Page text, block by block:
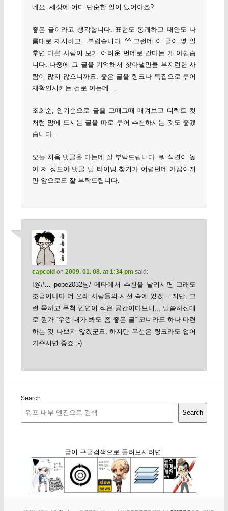
네요. 세상에 어디 단순한 일이 있어야죠?
좋은 글이라고 생각합니다. 표현도 통쾌하고 대안도 나
름대로 제시하고…부럽습니다. ^^ 그런데 이 글이 몇 일
후면 다른 사람이 보기 어려운 먼데로 간다는 게 아쉽습
니다. 나중에 그 글을 기억해서 찾아낼만큼 부지런한 사
람이 많지 않으니까요. 좋은 글을 링크나 특집으로 묶어
재확인시키는 걸로 아는데….
조회순, 인기순으로 글을 그때그때 매겨보고 디렉트 컷
처럼 맘에 드시는 글을 따로 묶어 추천하시는 것도 좋겠
습니다.
오늘 처음 댓글을 다는데 잘 부탁드립니다. 뭐 식견이 높
아 저 정도야 댓글 달 타이밍 찾기가 어렵던데 가끔이지
만 앞으로도 잘 부탁드립니다.
capcold on 2009. 01. 08. at 1:34 pm said:
!@#… pope2032님/ 메타에서 추천을 날리시면 그래도
조금이나마 더 오래 사람들의 시선 속에 있겠… 지만, 그
런 쪽하고 무척 인연이 적은 공간이다보니;;; 말씀하신대
로 뭔가 “우왕 내가 봐도 좀 좋은 글” 코너라도 하나 마련
하는 것 나쁘지 않겠군요. 하지만 우선은 링크라도 업어
가주시면 좋죠 :-)
Search
Search
굳이 구글검색으로 돌려보시려면: